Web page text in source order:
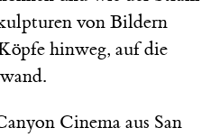
von Bildern
hinweg, auf die
Cinema aus San